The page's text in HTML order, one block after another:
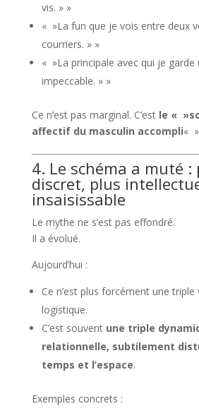
vis. » »
« »La fun que je vois entre deux
courriers. » »
« »La principale avec qui je garde
impeccable. » »
Ce n’est pas marginal. C’est le «
affectif du masculin accompli«
4. Le schéma a muté :
discret, plus
insaisissable
Le mythe ne s’est pas effondré.
Il a évolué.
Aujourd’hui :
Ce n’est plus forcément une triple
logistique.
C’est souvent une triple
relationnelle, subtilement
temps et l’espace.
Exemples concrets :